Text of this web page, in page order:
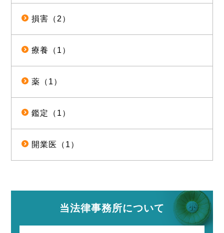
損害（2）
療養（1）
薬（1）
鑑定（1）
開業医（1）
当法律事務所について